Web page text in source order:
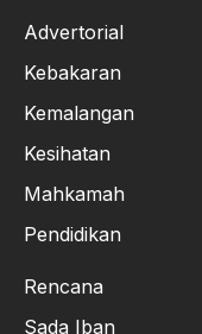
Advertorial
Kebakaran
Kemalangan
Kesihatan
Mahkamah
Pendidikan
Rencana
Sada Iban